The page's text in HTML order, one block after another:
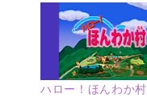
ハロー！ほんわか村